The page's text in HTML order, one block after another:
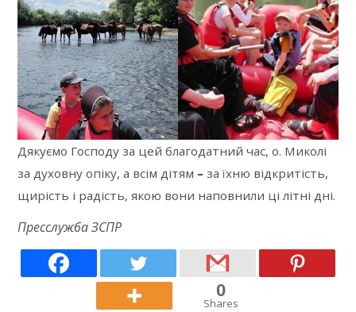
Дякуємо Господу за цей благодатний час, о. Миколі
за духовну опіку, а всім дітям – за їхню відкритість,
щирість і радість, якою вони наповнили ці літні дні.
Пресслужба ЗСПР
0
Shares